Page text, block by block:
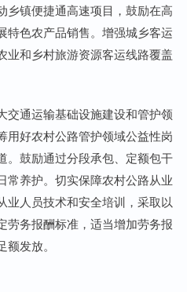
乡镇便捷通高速项目，鼓励在高
特色农产品销售。增强城乡客运
业和乡村旅游资源客运线路覆盖
交通运输基础设施建设和管护领
用好农村公路管护领域公益性岗
。鼓励通过分段承包、定额包干
常养护。切实保障农村公路从业
业人员技术和安全培训，采取以
劳务报酬标准，适当增加劳务报
发放。